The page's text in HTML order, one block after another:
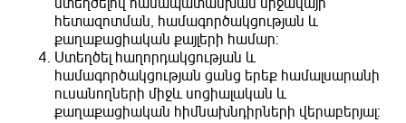
ստեղծելով համապատասխան միջավայր`
հետազոտման, համագործակցության և
քաղաքացիական քայլերի համար:
Ստեղծել հաղորդակցության և
համագործակցության ցանց երեք համալսարանի
ուսանողների միջև սոցիալական և
քաղաքացիական հիմնախնդիրների վերաբերյալ: